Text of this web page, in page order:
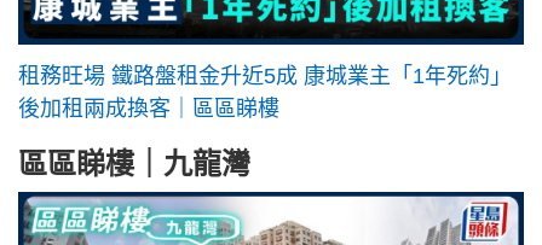
租務旺場 鐵路盤租金升近5成 康城業主「1年死約」
後加租兩成換客｜區區睇樓
區區睇樓｜九龍灣